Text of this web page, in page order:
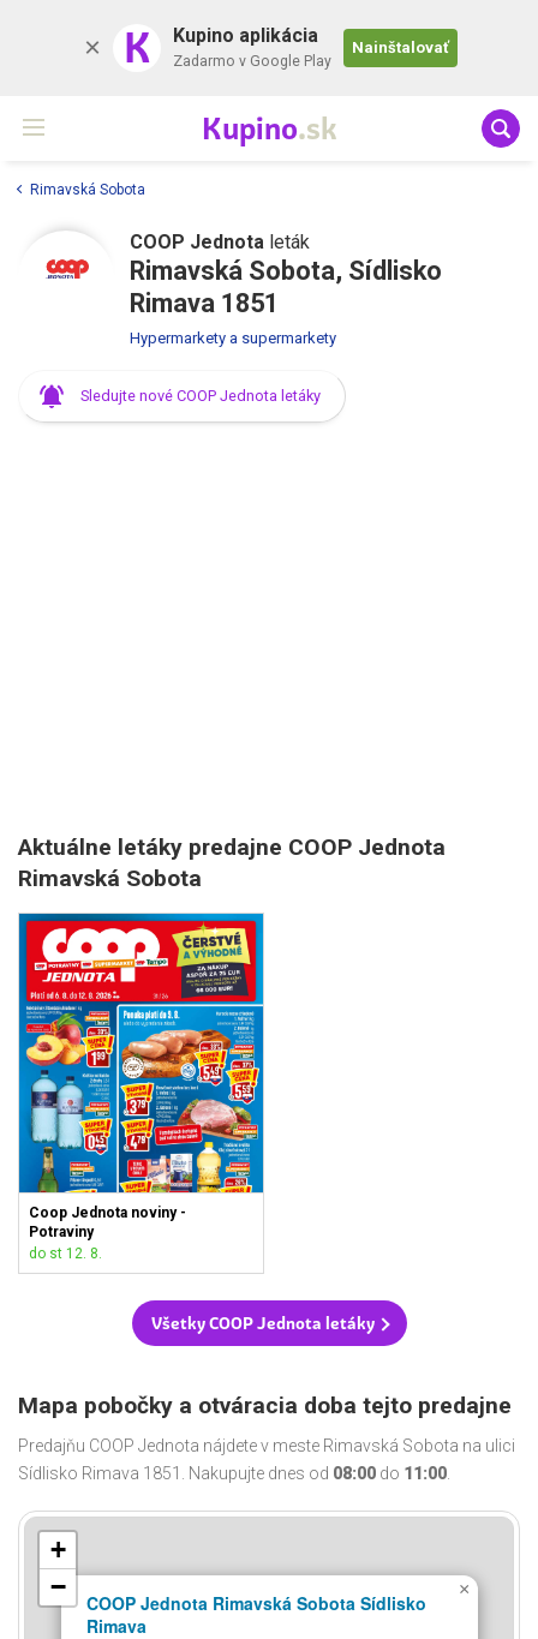
K Kupino aplikácia
Zadarmo v Google Play
Nainštalovať
Kupino.sk
Rimavská Sobota
COOP Jednota leták
Rimavská Sobota, Sídlisko
Rimava 1851
Hypermarkety a supermarkety
Sledujte nové COOP Jednota letáky
Aktuálne letáky predajne COOP Jednota
Rimavská Sobota
Coop Jednota noviny -
Potraviny
do st 12. 8.
Všetky COOP Jednota letáky
Mapa pobočky a otváracia doba tejto predajne
Predajňu COOP Jednota nájdete v meste Rimavská Sobota na ulici
Sídlisko Rimava 1851. Nakupujte dnes od 08:00 do 11:00
COOP Jednota Rimavská Sobota Sídlisko
Rimava
×
+
−